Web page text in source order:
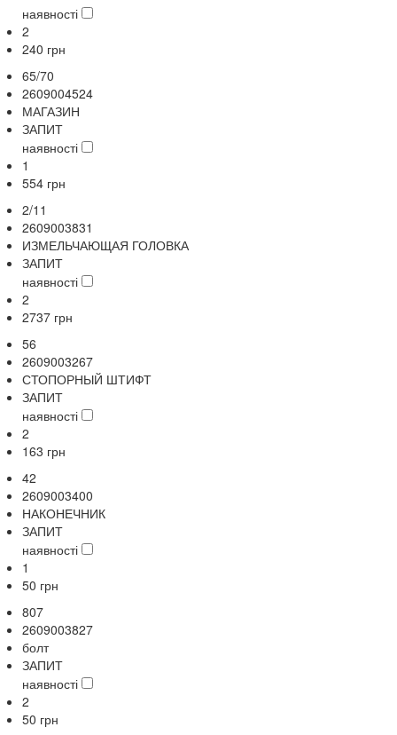
наявності
2
240 грн
65/70
2609004524
МАГАЗИН
ЗАПИТ
наявності
1
554 грн
2/11
2609003831
ИЗМЕЛЬЧАЮЩАЯ ГОЛОВКА
ЗАПИТ
наявності
2
2737 грн
56
2609003267
СТОПОРНЫЙ ШТИФТ
ЗАПИТ
наявності
2
163 грн
42
2609003400
НАКОНЕЧНИК
ЗАПИТ
наявності
1
50 грн
807
2609003827
болт
ЗАПИТ
наявності
2
50 грн